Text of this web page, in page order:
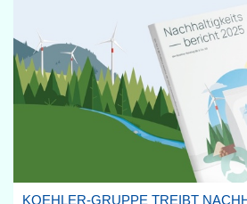
KOEHLER-GRUPPE TREIBT